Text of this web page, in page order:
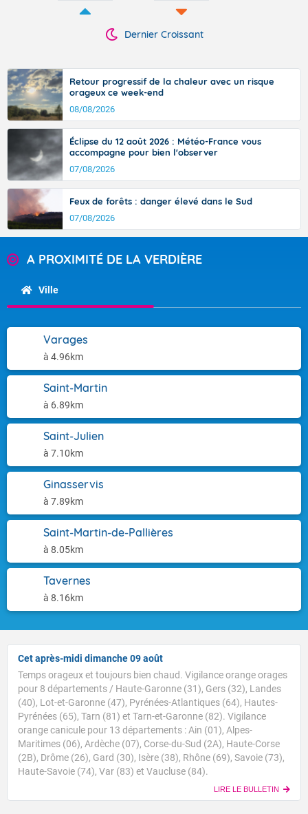
Dernier Croissant
Retour progressif de la chaleur avec un risque
orageux ce week-end
08/08/2026
Éclipse du 12 août 2026 : Météo-France vous
accompagne pour bien l'observer
07/08/2026
Feux de forêts : danger élevé dans le Sud
07/08/2026
A PROXIMITÉ DE LA VERDIÈRE
Ville
Varages
à 4.96km
Saint-Martin
à 6.89km
Saint-Julien
à 7.10km
Ginasservis
à 7.89km
Saint-Martin-de-Pallières
à 8.05km
Tavernes
à 8.16km
Cet après-midi dimanche 09 août
Temps orageux et toujours bien chaud. Vigilance orange orages
pour 8 départements / Haute-Garonne (31), Gers (32), Landes
(40), Lot-et-Garonne (47), Pyrénées-Atlantiques (64), Hautes-
Pyrénées (65), Tarn (81) et Tarn-et-Garonne (82). Vigilance
orange canicule pour 13 départements : Ain (01), Alpes-
Maritimes (06), Ardèche (07), Corse-du-Sud (2A), Haute-Corse
(2B), Drôme (26), Gard (30), Isère (38), Rhône (69), Savoie (73),
Haute-Savoie (74), Var (83) et Vaucluse (84).
LIRE LE BULLETIN
Voici les températures relevées à 10h suivies des
maximales prévues cet après-midi : Brest : 20/27 Paris
: 23/34 Lyon : 25/37 Biarritz : 24/27 Cherbourg : 24/27
Tours : 27/34 Clermont-Fd : 29/34 Perpignan : 29/32